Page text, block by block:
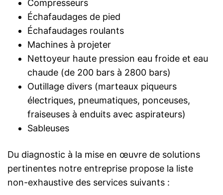
Compresseurs
Échafaudages de pied
Échafaudages roulants
Machines à projeter
Nettoyeur haute pression eau froide et eau
chaude (de 200 bars à 2800 bars)
Outillage divers (marteaux piqueurs
électriques, pneumatiques, ponceuses,
fraiseuses à enduits avec aspirateurs)
Sableuses
Du diagnostic à la mise en œuvre de solutions
pertinentes notre entreprise propose la liste
non-exhaustive des services suivants :